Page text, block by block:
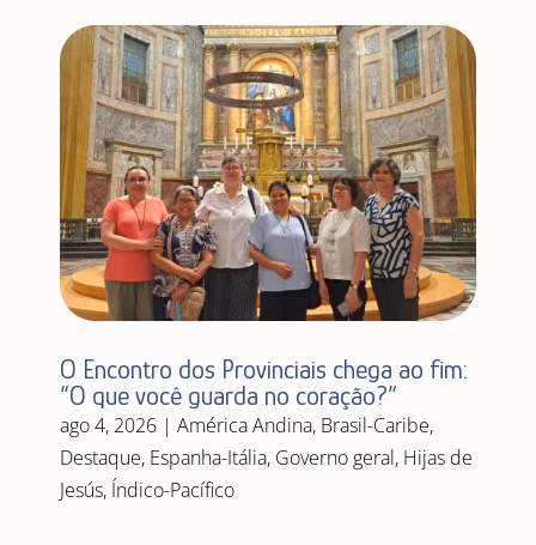
O Encontro dos Provinciais chega ao fim:
“O que você guarda no coração?”
ago 4, 2026| América Andina, Brasil-Caribe,
Destaque, Espanha-Itália, Governo geral, Hijas de
Jesús, Índico-Pacífico